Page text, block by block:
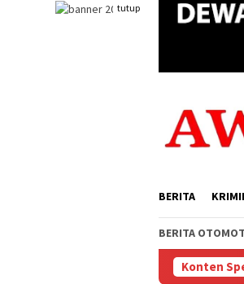
tutup
BERITA
BERITA
Konten
Experience Papua Selatan